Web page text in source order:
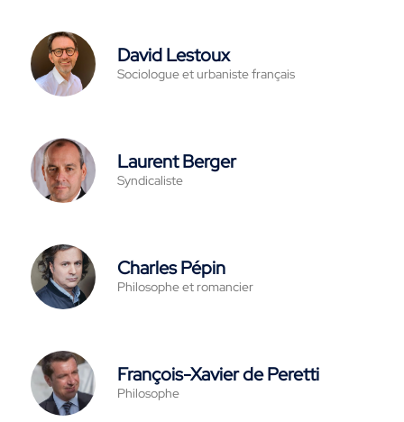
David Lestoux
Sociologue et urbaniste français
Laurent Berger
Syndicaliste
Charles Pépin
Philosophe et romancier
François-Xavier de Peretti
Philosophe